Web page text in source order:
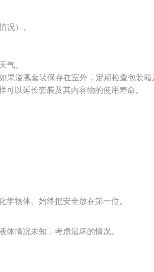
况）。
气。
果溢溅套装保存在室外，定期检查包装
以延长套装及其内容物的使用寿命。
物体。始终把安全放在第一位。
情况未知，考虑最坏的情况。